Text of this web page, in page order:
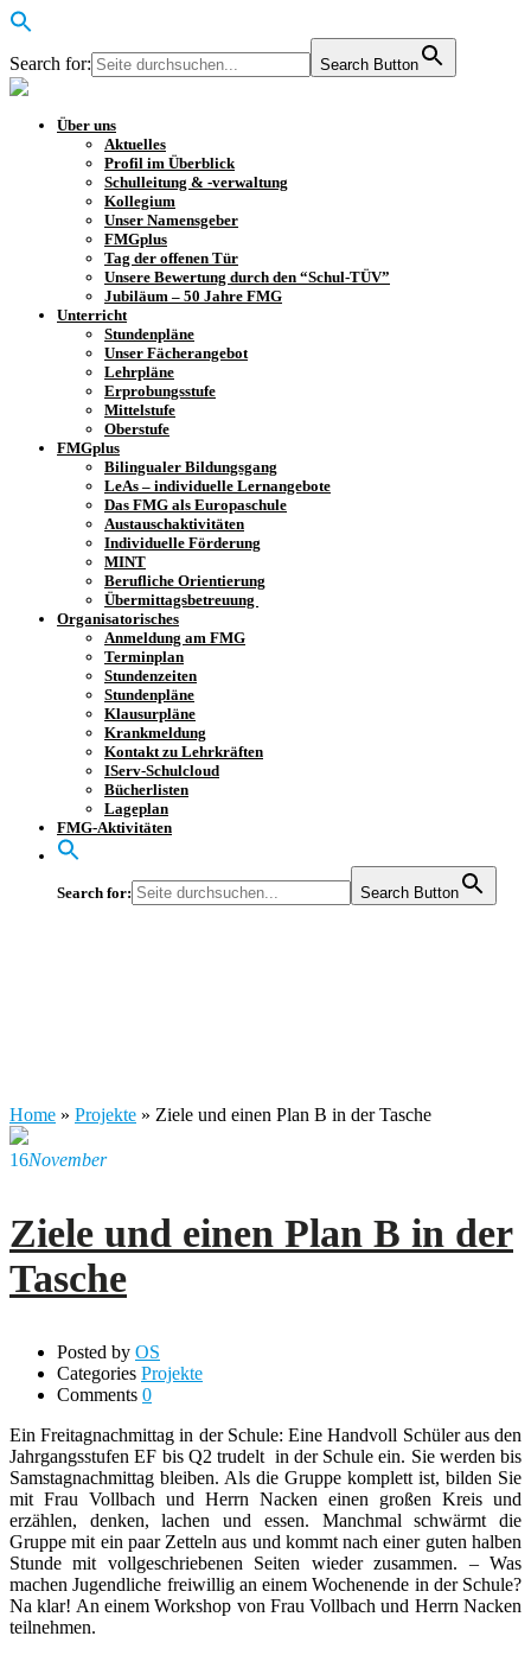
Search for: Search Button
Über uns
Aktuelles
Profil im Überblick
Schulleitung & -verwaltung
Kollegium
Unser Namensgeber
FMGplus
Tag der offenen Tür
Unsere Bewertung durch den “Schul-TÜV”
Jubiläum – 50 Jahre FMG
Unterricht
Stundenpläne
Unser Fächerangebot
Lehrpläne
Erprobungsstufe
Mittelstufe
Oberstufe
FMGplus
Bilingualer Bildungsgang
LeAs – individuelle Lernangebote
Das FMG als Europaschule
Austauschaktivitäten
Individuelle Förderung
MINT
Berufliche Orientierung
Übermittagsbetreuung
Organisatorisches
Anmeldung am FMG
Terminplan
Stundenzeiten
Stundenpläne
Klausurpläne
Krankmeldung
Kontakt zu Lehrkräften
IServ-Schulcloud
Bücherlisten
Lageplan
FMG-Aktivitäten
Search for: Search Button
Home » Projekte » Ziele und einen Plan B in der Tasche
16November
Ziele und einen Plan B in der
Tasche
Posted by OS
Categories Projekte
Comments 0
Ein Freitagnachmittag in der Schule: Eine Handvoll Schüler aus den
Jahrgangsstufen EF bis Q2 trudelt in der Schule ein. Sie werden bis
Samstagnachmittag bleiben. Als die Gruppe komplett ist, bilden Sie
mit Frau Vollbach und Herrn Nacken einen großen Kreis und
erzählen, denken, lachen und essen. Manchmal schwärmt die
Gruppe mit ein paar Zetteln aus und kommt nach einer guten halben
Stunde mit vollgeschriebenen Seiten wieder zusammen. – Was
machen Jugendliche freiwillig an einem Wochenende in der Schule?
Na klar! An einem Workshop von Frau Vollbach und Herrn Nacken
teilnehmen.